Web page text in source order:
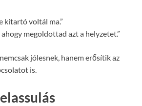
kitartó voltál ma.”
megoldottad azt a helyzetet.”
jólesnek, hanem erősítik az
is.